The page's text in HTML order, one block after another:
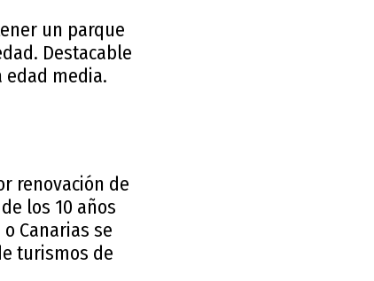
un parque
Destacable
edad media.
renovación de
los 10 años
Canarias se
turismos de